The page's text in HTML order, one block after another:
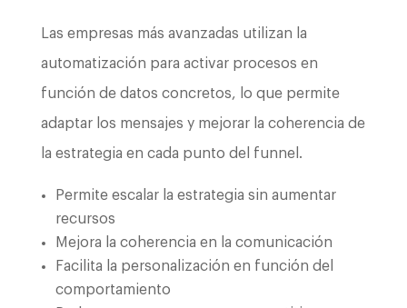
Las empresas más avanzadas utilizan la
automatización para activar procesos en
función de datos concretos, lo que permite
adaptar los mensajes y mejorar la coherencia de
la estrategia en cada punto del funnel.
Permite escalar la estrategia sin aumentar
recursos
Mejora la coherencia en la comunicación
Facilita la personalización en función del
comportamiento